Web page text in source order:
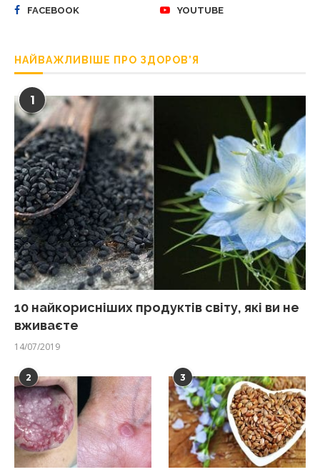
FACEBOOK YOUTUBE
НАЙВАЖЛИВІШЕ ПРО ЗДОРОВ’Я
1
10 найкорисніших продуктів світу, які ви не
вживаєте
14/07/2019
2 3